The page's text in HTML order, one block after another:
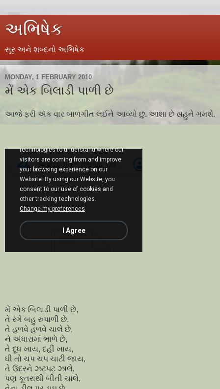
અભિષેક
સૂર અને શબ્દનો અભિષેક
MONDAY, 1 FEBRUARY 2010
મેં એક બિલાડી પાળી છે
આજે ફરી ઍક વાર બાળગીત લઈને આવ્યો છું. આશા છે સહુને ગમશે.
મેં એક બિલાડી પાળી છે,
તે રંગે બહુ રુપાળી છે,
તે હળવે હળવે ચાલે છે,
ને અંધારામાં ભાળે છે,
તે દૂધ ખાય, દહીં ખાય,
ઘી તો ચપ ચપ ચાટી જાય,
તે ઉંદરને ઝટપટ ઝાલે,
પણ કૂતરાથી બીતી ચાલે,